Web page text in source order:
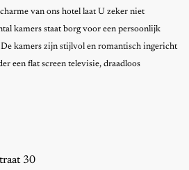
van ons hotel laat U zeker niet
kamers staat borg voor een persoonlijk
De kamers zijn stijlvol en romantisch ingericht
een flat screen televisie, draadloos
30